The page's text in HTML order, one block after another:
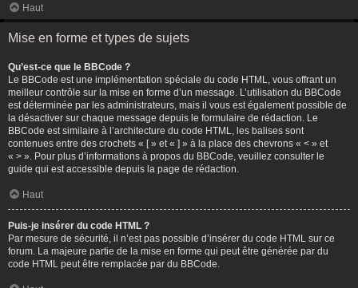
Haut
Mise en forme et types de sujets
Qu’est-ce que le BBCode ?
Le BBCode est une implémentation spéciale du code HTML, vous offrant un
meilleur contrôle sur la mise en forme d’un message. L’utilisation du BBCode
est déterminée par les administrateurs, mais il vous est également possible de
la désactiver sur chaque message depuis le formulaire de rédaction. Le
BBCode est similaire à l’architecture du code HTML, les balises sont
contenues entre des crochets « [ » et « ] » à la place des chevrons « < » et
« > ». Pour plus d’informations à propos du BBCode, veuillez consulter le
guide qui est accessible depuis la page de rédaction.
Haut
Puis-je insérer du code HTML ?
Par mesure de sécurité, il n’est pas possible d’insérer du code HTML sur ce
forum. La majeure partie de la mise en forme qui peut être générée par du
code HTML peut être remplacée par du BBCode.